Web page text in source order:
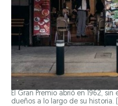
El Gran Premio abrió en 1962,
dueños a lo largo de su historia.